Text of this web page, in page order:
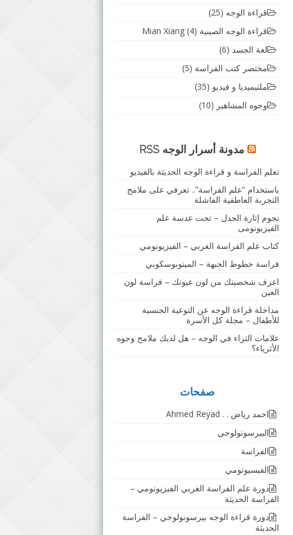
قراءة الوجه (25)
قراءة الوجه الصينية Mian Xiang (4)
لغة الجسد (6)
مختصر كتب الفراسة (5)
ملتيميديا و فيديو (35)
وجوه المشاهير (10)
مدونة أسرار الوجه RSS
تعلم الفراسة و قراءة الوجه الحديثة بالفيديو
باستخدام “علم الفراسة”.. تعرفي على ملامح
التجربة العاطفية الفاشلة
نجوم إثارة الجدل – تحت عدسة علم
الفيزيونومى
كتاب علم الفراسة الغربي – الفيزيونومي
فراسة خطوط الجبهة – الميتوبوسكوبي
اعرف شخصيتك من لون عيونك – فراسة لون
العين
مداخلة قراءة الوجه عن التوعية الجنسية
للأطفال – مجلة كل الأسرة
علامات الثراء في الوجه – هل لديك ملامح وجوه
الأثرياء؟
صفحات
احمد رياض . . Ahmed Reyad
البيرسونولوجي
الفراسة
الفيسيونومي
دورة علم الفراسة الغربي الفيزيونومي –
الفراسة الحديثة
دورة قراءة الوجه بيرسونولوجي – الفراسة
الحديثة